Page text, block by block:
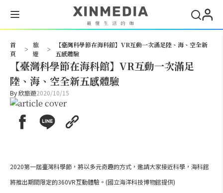
首
頁
>
旅
遊
>
【臺灣科學節在海科館】VR互動一次滿足陸、海、空全新
五感體驗
【臺灣科學節在海科館】VR互動一次滿足
陸、海、空全新五感體驗
By欣旅遊2020/10/15
2020第一屆臺灣科學節，將以多元奇趣的方式，邀請大家接近科學，海科館
將推出期間限定的360VR互動體驗。(國立海洋科技博物館提供)